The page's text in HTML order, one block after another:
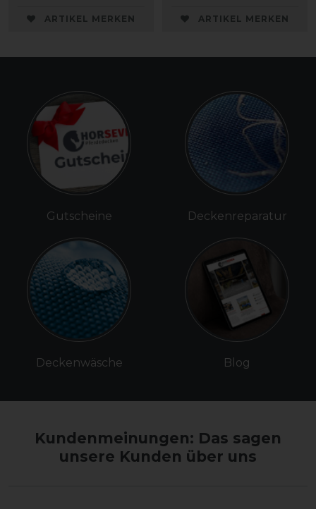
ARTIKEL MERKEN ARTIKEL MERKEN
Gutscheine
Deckenwäsche
Deckenreparatur
Blog
Kundenmeinungen: Das sagen
unsere Kunden über uns